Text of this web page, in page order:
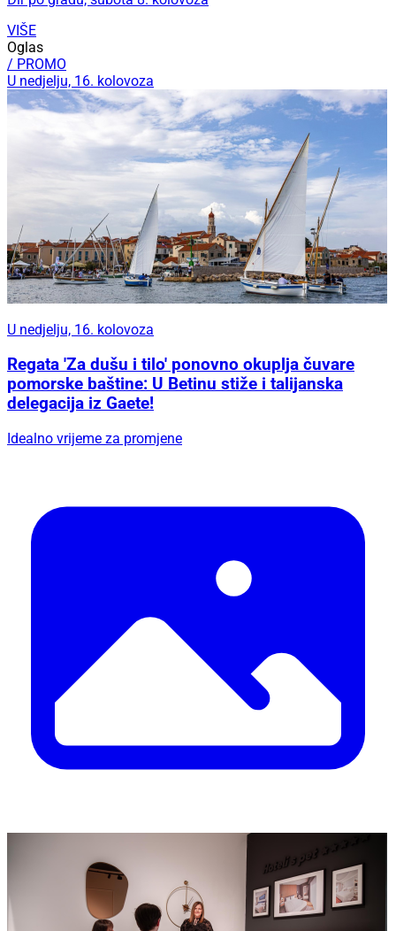
VIŠE
Oglas
/ PROMO
U nedjelju, 16. kolovoza
U nedjelju, 16. kolovoza
Regata 'Za dušu i tilo' ponovno okuplja čuvare
pomorske baštine: U Betinu stiže i talijanska
delegacija iz Gaete!
Idealno vrijeme za promjene